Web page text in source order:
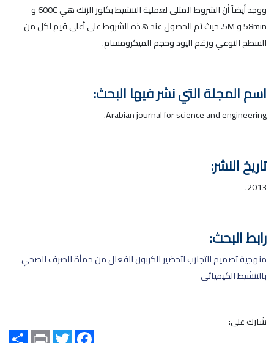
ووجد أيضاً أن الشروط المثلى لعملية التنشيط بكلور الزنك هي 600C و
58min و 5M، حيث تم الحصول عند هذه الشروط على أعلى قيم لكل من
السطح النوعي ورقم اليود وحجم الميكرومسام.
اسم المجلة التي نشر فيها البحث:
Arabian journal for science and engineering.
تاريخ النشر:
2013.
رابط البحث:
منهجية تصميم التجارب لتحضير الكربون الفعال من حمأة الصرف الصحي
بالتنشيط الكيميائي
شارك على:
Share PrintTwitterFacebook